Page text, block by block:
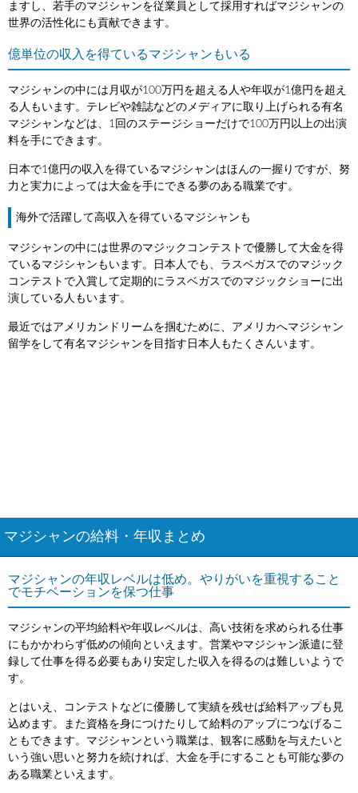
ますし、若手のマジシャンを従業員として採用すればマジシャンの
世界の活性化にも貢献できます。
億単位の収入を得ているマジシャンもいる
マジシャンの中には月収が100万円を超える人や年収が1億円を超え
る人もいます。テレビや雑誌などのメディアに取り上げられる有名
マジシャンなどは、1回のステージショーだけで100万円以上の出演
料を手にできます。
日本で1億円の収入を得ているマジシャンはほんの一握りですが、努
力と実力によっては大金を手にできる夢のある職業です。
海外で活躍して高収入を得ているマジシャンも
マジシャンの中には世界のマジックコンテストで優勝して大金を得
ているマジシャンもいます。日本人でも、ラスベガスでのマジック
コンテストで入賞して定期的にラスベガスでのマジックショーに出
演している人もいます。
最近ではアメリカンドリームを掴むために、アメリカへマジシャン
留学をして有名マジシャンを目指す日本人もたくさんいます。
マジシャンの給料・年収まとめ
マジシャンの年収レベルは低め。やりがいを重視すること
でモチベーションを保つ仕事
マジシャンの平均給料や年収レベルは、高い技術を求められる仕事
にもかかわらず低めの傾向といえます。営業やマジシャン派遣に登
録して仕事を得る必要もあり安定した収入を得るのは難しいようで
す。
とはいえ、コンテストなどに優勝して実績を残せば給料アップも見
込めます。また資格を身につけたりして給料のアップにつなげるこ
ともできます。マジシャンという職業は、観客に感動を与えたいと
いう強い思いと努力を続ければ、大金を手にすることも可能な夢の
ある職業といえます。